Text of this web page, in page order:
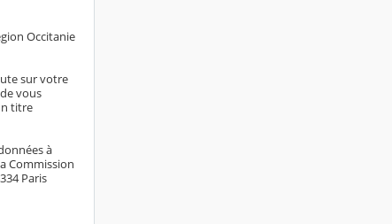
Occitanie
sur votre
vous
titre
à
Commission
Paris